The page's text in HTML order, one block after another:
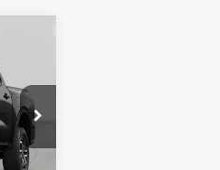
Int.